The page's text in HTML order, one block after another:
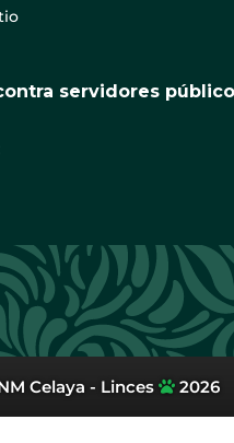
servidores
Celaya - Linces 2026